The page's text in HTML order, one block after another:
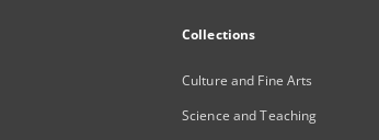
Collections
Culture and Fine Arts
Science and Teaching